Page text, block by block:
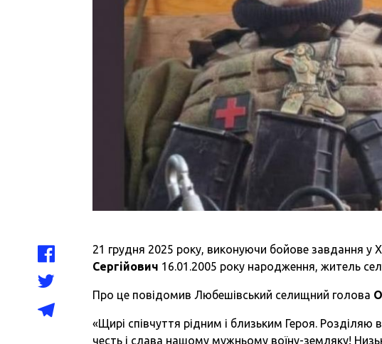
21 грудня 2025 року, виконуючи бойове завдання у
Сергійович 16.01.2005 року народження, житель
Про це повідомив Любешівський селищний голова
«Щирі співчуття рідним і близьким Героя. Розділяю
честь і слава нашому мужньому воїну-земляку!